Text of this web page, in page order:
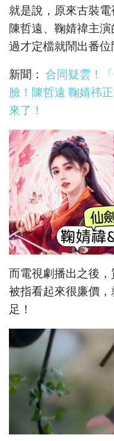
就是說，原來古裝電
陳哲遠、鞠婧禕主
過才定檔就鬧出番位
新聞： 合同疑雲！
臉！陳哲遠 鞠婧祎
來了！
而電視劇播出之後
被指看起來很廉價
足！